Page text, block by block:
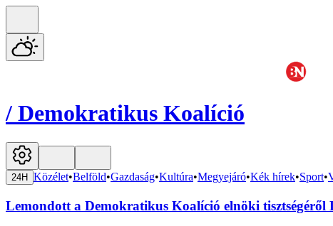
/ Demokratikus Koalíció
24H Közélet•Belföld•Gazdaság•Kultúra•Megyejáró•Kék hírek•Sport•
Lemondott a Demokratikus Koalíció elnöki tisztségéről